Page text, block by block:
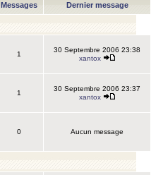
Messages Dernier message
1
30 Septembre 2006 23:38
xantox
1
30 Septembre 2006 23:37
xantox
0 Aucun message